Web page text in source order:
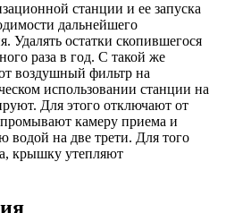
станции и ее запуска
дальнейшего
Удалять остатки скопившегося
раза в год. С такой же
воздушный фильтр на
использовании станции на
Для этого отключают от
камеру приема и
водой на две трети. Для того
крышку утепляют